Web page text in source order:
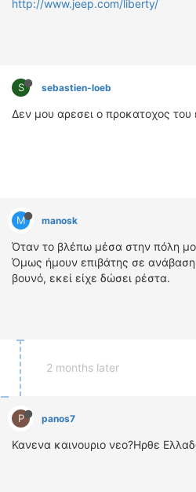
http://www.jeep.com/liberty/
S sebastien-loeb
Δεν μου αρεσει ο προκατοχος του
M manosk
Όταν το βλέπω μέσα στην πόλη
Όμως ήμουν επιβάτης σε
βουνό, εκεί είχε δώσει ρέστα.
2 months later
P panos7
Κανενα καινουριο νεο?Ηρθε